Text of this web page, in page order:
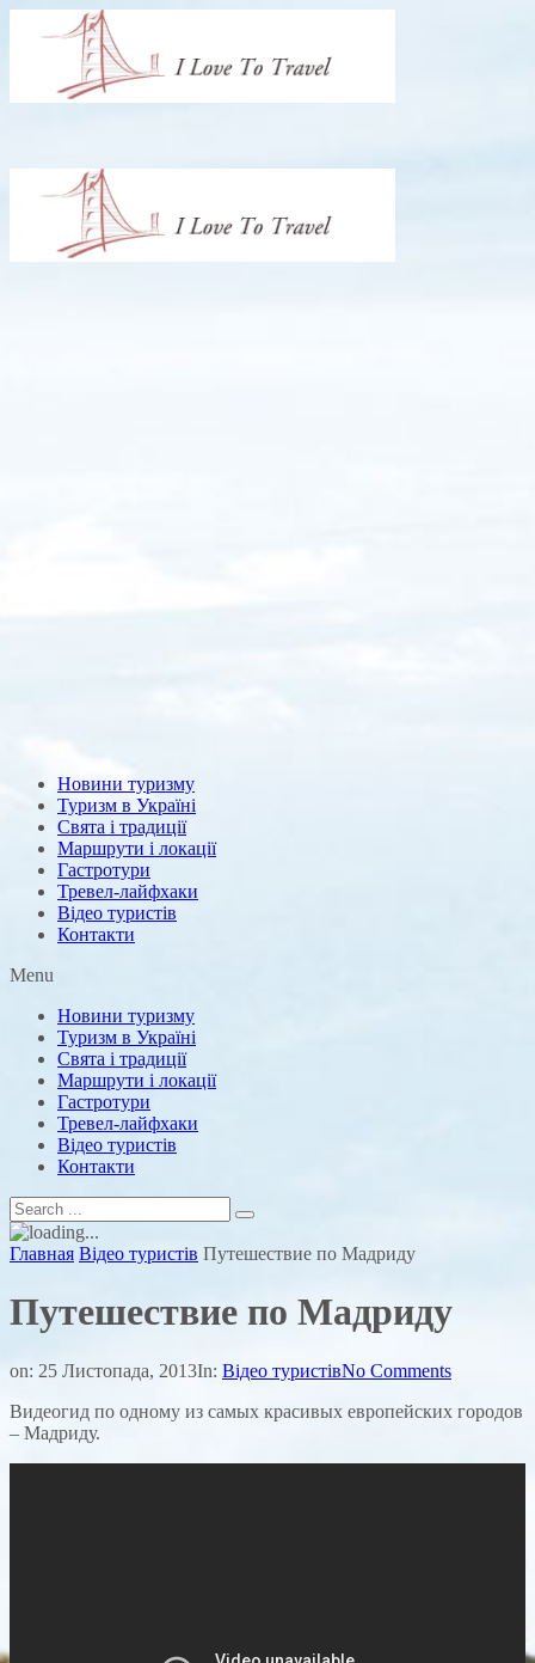
Новини туризму
Туризм в Україні
Свята і традиції
Маршрути і локації
Гастротури
Тревел-лайфхаки
Відео туристів
Контакти
Menu
Новини туризму
Туризм в Україні
Свята і традиції
Маршрути і локації
Гастротури
Тревел-лайфхаки
Відео туристів
Контакти
Главная Відео туристів Путешествие по Мадриду
Путешествие по Мадриду
on: 25 Листопада, 2013In: Відео туристівNo Comments
Видеогид по одному из самых красивых европейских городов
– Мадриду.